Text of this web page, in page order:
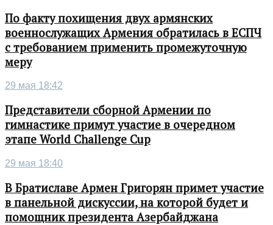
По факту похищения двух армянских
военнослужащих Армения обратилась в ЕСПЧ
с требованием применить промежуточную
меру
29 мая 18:42
Представители сборной Армении по
гимнастике примут участие в очередном
этапе World Challenge Cup
29 мая 18:40
В Братиславе Армен Григорян примет участие
в панельной дискуссии, на которой будет и
помощник президента Азербайджана